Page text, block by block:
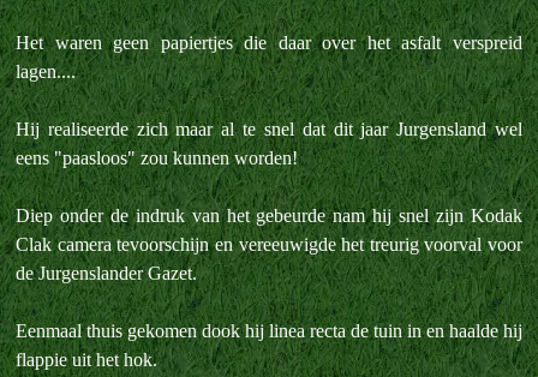
Het waren geen papiertjes die daar over het asfalt verspreid
lagen....
Hij realiseerde zich maar al te snel dat dit jaar Jurgensland wel
eens "paasloos" zou kunnen worden!
Diep onder de indruk van het gebeurde nam hij snel zijn Kodak
Clak camera tevoorschijn en vereeuwigde het treurig voorval voor
de Jurgenslander Gazet.
Eenmaal thuis gekomen dook hij linea recta de tuin in en haalde hij
flappie uit het hok.